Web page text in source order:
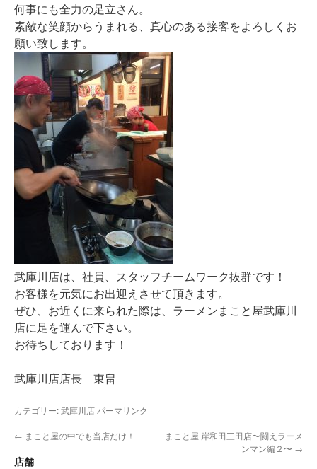
何事にも全力の足立さん。
素敵な笑顔からうまれる、真心のある接客をよろしくお
願い致します。
武庫川店は、社員、スタッフチームワーク抜群です！
お客様を元気にお出迎えさせて頂きます。
ぜひ、お近くに来られた際は、ラーメンまこと屋武庫川
店に足を運んで下さい。
お待ちしております！
武庫川店店長 東畠
カテゴリー:武庫川店 パーマリンク
← まこと屋の中でも当店だけ！
まこと屋 岸和田三田店〜闘えラーメ
ンマン編２〜 →
店舗